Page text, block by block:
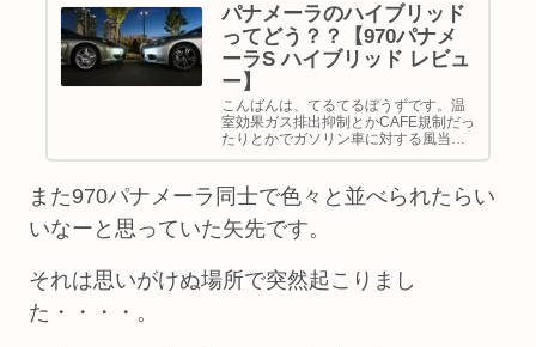
パナメーラのハイブリッド
ってどう？？【970パナメ
ーラS ハイブリッド レビュ
ー】
こんばんは、てるてるぼうずです。温
室効果ガス排出抑制とかCAFE規制だっ
たりとかでガソリン車に対する風当た
たのでハイブリット導入も早かったで
す。そんな規制にポルシェも例外な...
また970パナメーラ同士で色々と並べられたらい
いなーと思っていた矢先です。
それは思いがけぬ場所で突然起こりまし
た・・・・。